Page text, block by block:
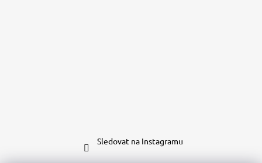
Sledovat na Instagramu